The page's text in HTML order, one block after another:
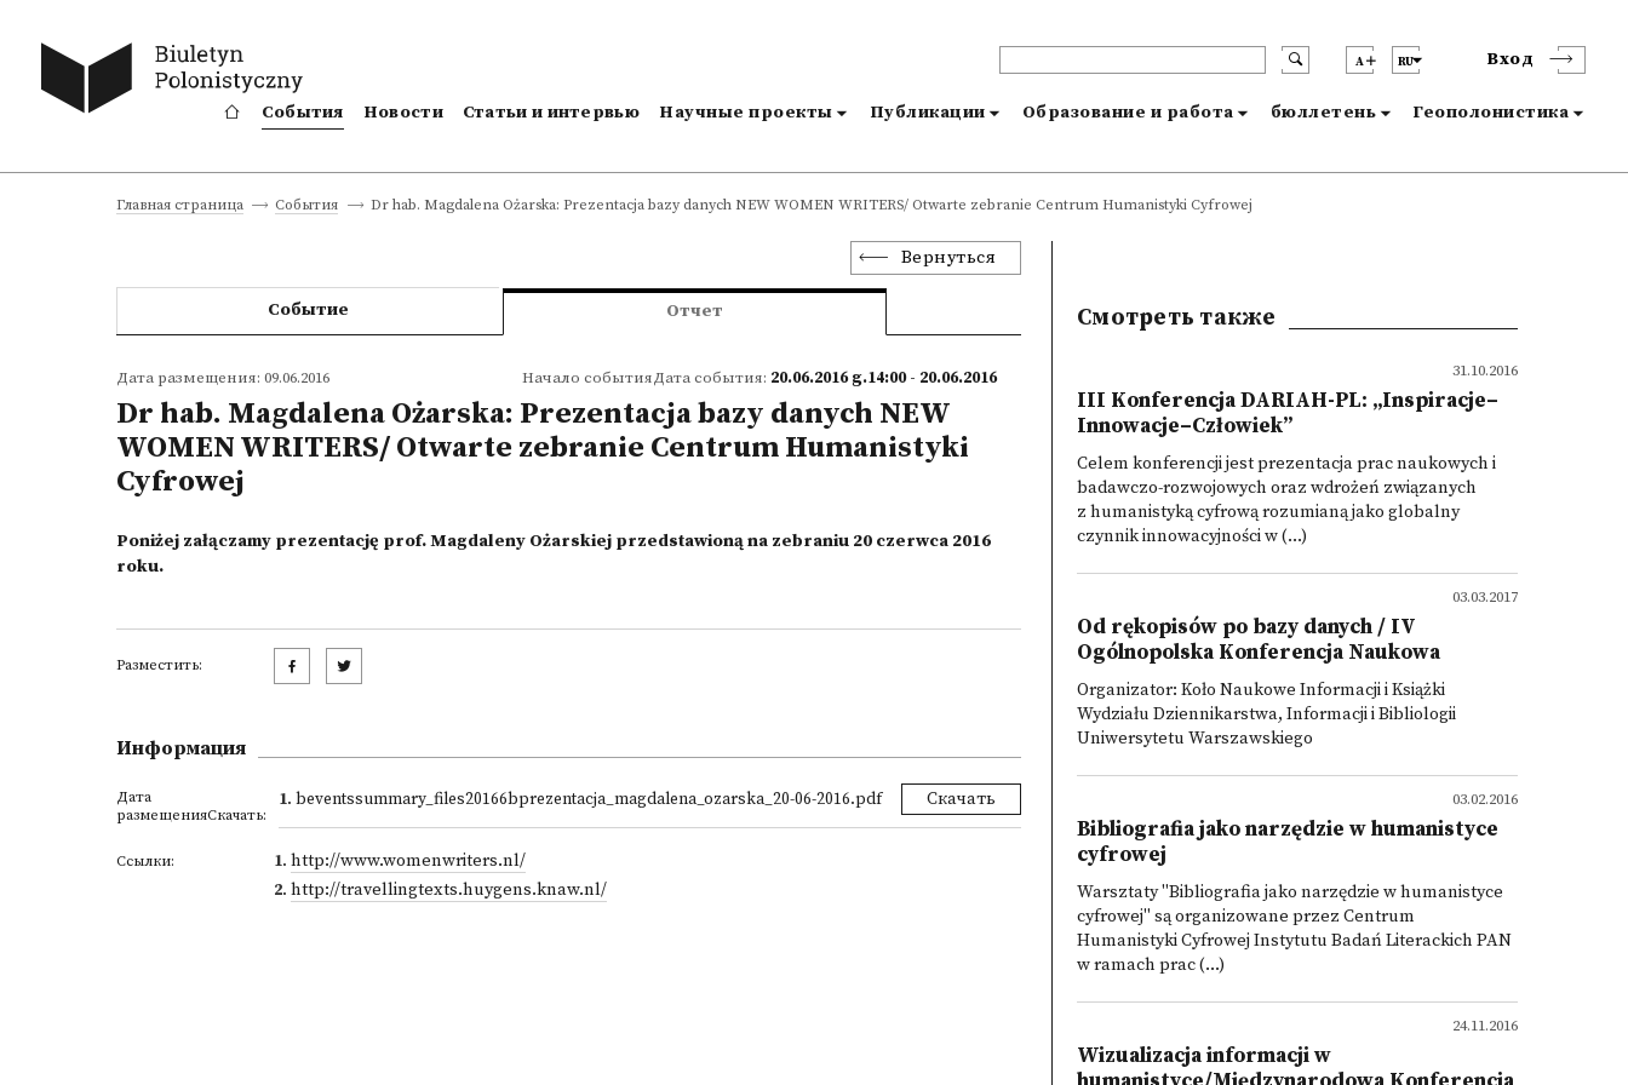
A RU Вход
События Новости Статьи и интервью Научные проекты Публикации Образование и работа бюллетень Геополонистика
Главная страница События Dr hab. Magdalena Ożarska: Prezentacja bazy danych NEW WOMEN WRITERS/ Otwarte zebranie Centrum Humanistyki Cyfrowej
Вернуться
Событие Отчет
Дата размещения: 09.06.2016 Начало событияДата события: 20.06.2016 g.14:00 - 20.06.2016
Dr hab. Magdalena Ożarska: Prezentacja bazy danych NEW
WOMEN WRITERS/ Otwarte zebranie Centrum Humanistyki
Cyfrowej
Poniżej załączamy prezentację prof. Magdaleny Ożarskiej przedstawioną na zebraniu 20 czerwca 2016
roku.
Разместить:
Информация
Дата
размещенияСкачать:
1. beventssummary_files20166bprezentacja_magdalena_ozarska_20-06-2016.pdf Скачать
Ссылки: 1. http://www.womenwriters.nl/
2. http://travellingtexts.huygens.knaw.nl/
Смотреть также
31.10.2016
III Konferencja DARIAH-PL: „Inspiracje–
Innowacje–Człowiek”
Celem konferencji jest prezentacja prac naukowych i
badawczo-rozwojowych oraz wdrożeń związanych
z humanistyką cyfrową rozumianą jako globalny
czynnik innowacyjności w (...)
03.03.2017
Od rękopisów po bazy danych / IV
Ogólnopolska Konferencja Naukowa
Organizator: Koło Naukowe Informacji i Książki
Wydziału Dziennikarstwa, Informacji i Bibliologii
Uniwersytetu Warszawskiego
03.02.2016
Bibliografia jako narzędzie w humanistyce
cyfrowej
Warsztaty "Bibliografia jako narzędzie w humanistyce
cyfrowej" są organizowane przez Centrum
Humanistyki Cyfrowej Instytutu Badań Literackich PAN
w ramach prac (...)
24.11.2016
Wizualizacja informacji w